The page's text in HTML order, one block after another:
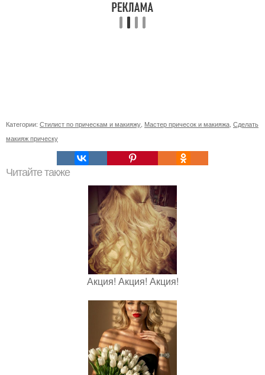
Категории: Стилист по прическам и макияжу Мастер причесок и макияжа Сделать
макияж прическу
Читайте также
Акция! Акция! Акция!